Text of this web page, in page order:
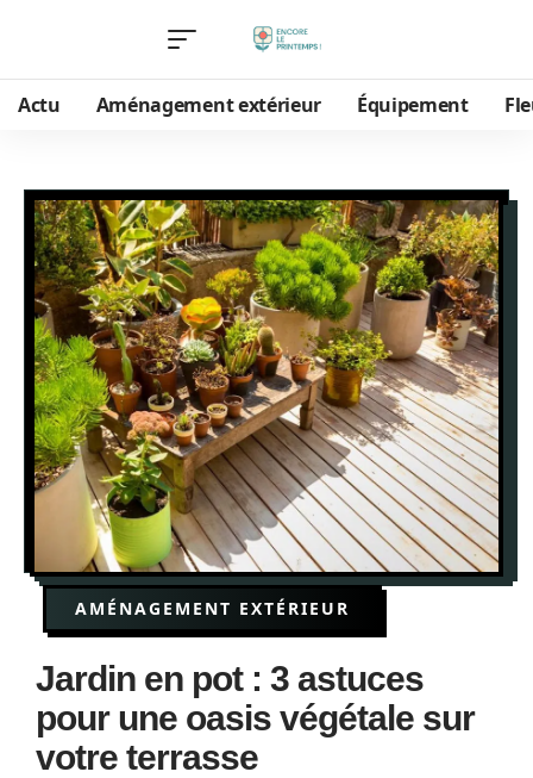
Actu Aménagement extérieur Équipement
AMÉNAGEMENT EXTÉRIEUR
Jardin en pot : 3 astuces
pour une oasis végétale sur
votre terrasse